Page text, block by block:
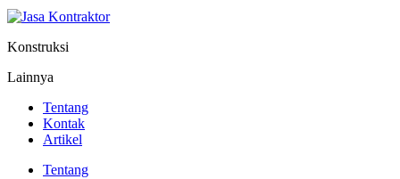
Konstruksi
Lainnya
Tentang
Kontak
Artikel
Tentang